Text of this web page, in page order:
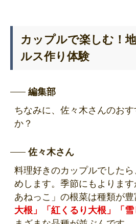
カップルで楽しむ！
ルス作り体験
編集部
ちなみに、佐々木さんのお
か？
佐々木さん
料理好きのカップルでした
めします。季節にもよりま
あねっこ」の根菜は種類が豊
大根」「紅くるり大根」「雪